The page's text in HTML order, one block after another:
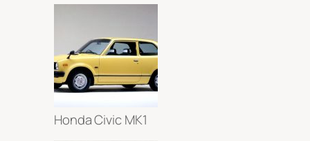
Honda Civic MK1